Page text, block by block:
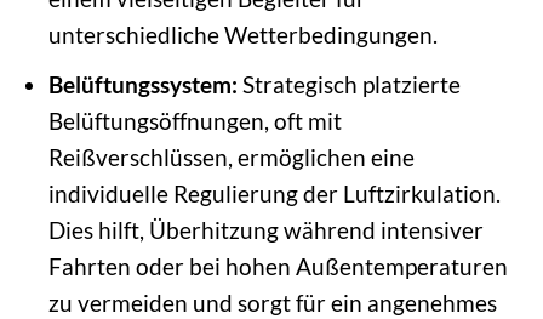
unterschiedliche Wetterbedingungen.
Belüftungssystem: Strategisch platzierte
Belüftungsöffnungen, oft mit
Reißverschlüssen, ermöglichen eine
individuelle Regulierung der Luftzirkulation.
Dies hilft, Überhitzung während intensiver
Fahrten oder bei hohen Außentemperaturen
zu vermeiden und sorgt für ein angenehmes